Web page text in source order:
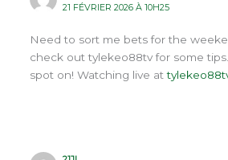
21 FÉVRIER 2026 À 10H25
Need to sort me bets for the
check out tylekeo88tv for some
spot on! Watching live at